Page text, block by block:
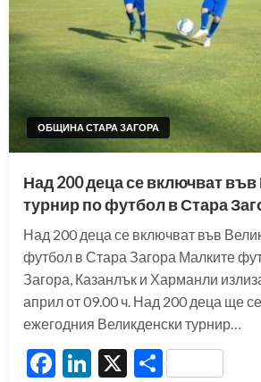
ОБЩИНА СТАРА ЗАГОРА
Над 200 деца се включват
турнир по футбол в Стара
Над 200 деца се включват във
футбол в Стара Загора Малките
Загора, Казанлък и Харманли
април от 09.00 ч. Над 200 деца ще
ежегодния Великденски турнир…
Facebook
LinkedIn
X Share